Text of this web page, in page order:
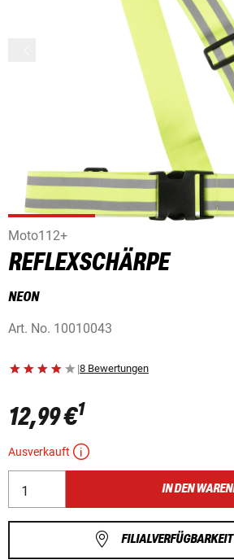
Moto112+
REFLEXSCHÄRPE
NEON
Art. No. 10010043
|8 Bewertungen
12,99 €1
Ausverkauft
IN DEN
FILIALVERFÜGBARKEIT